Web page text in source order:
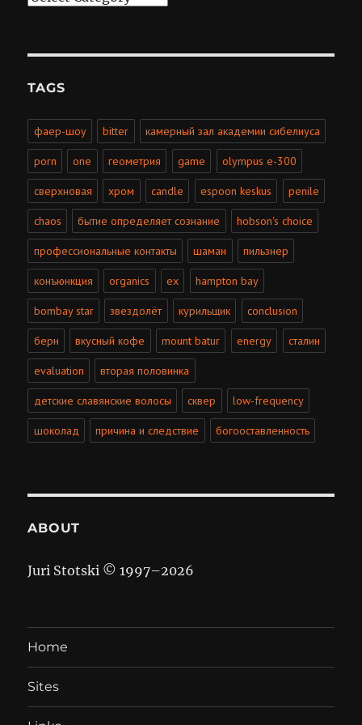
TAGS
фаер-шоу bitter камерный зал академии сибелиуса
porn one геометрия game olympus e-300
сверхновая хром candle espoon keskus penile
chaos бытие определяет сознание hobson's choice
профессиональные контакты шаман пильзнер
конъюнкция organics ex hampton bay
bombay star звездолёт курильщик conclusion
берн вкусный кофе mount batur energy сталин
evaluation вторая половинка
детские славянские волосы сквер low-frequency
шоколад причина и следствие богооставленность
ABOUT
Juri Stotski © 1997–2026
Home
Sites